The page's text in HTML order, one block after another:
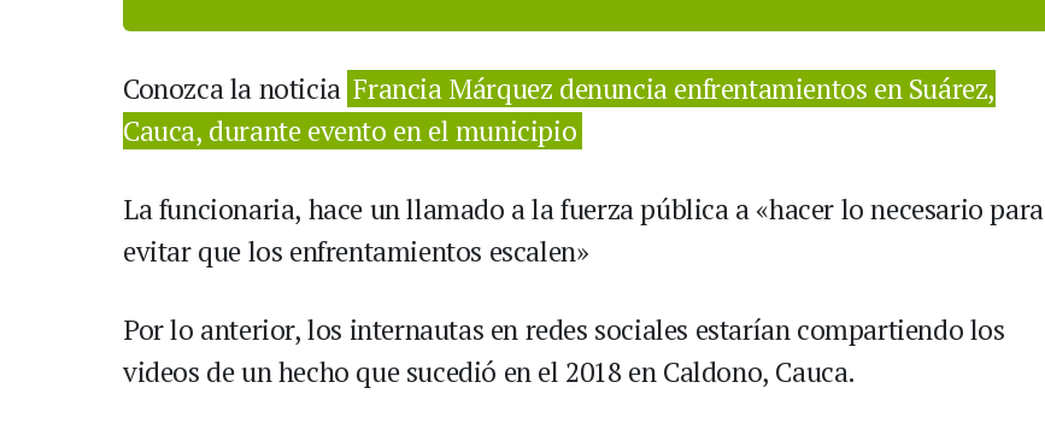
Conozca la noticia Francia Márquez denuncia enfrentamientos en Suárez,
Cauca, durante evento en el municipio
La funcionaria, hace un llamado a la fuerza pública a «hacer lo necesario para
evitar que los enfrentamientos escalen»
Por lo anterior, los internautas en redes sociales estarían compartiendo los
videos de un hecho que sucedió en el 2018 en Caldono, Cauca.